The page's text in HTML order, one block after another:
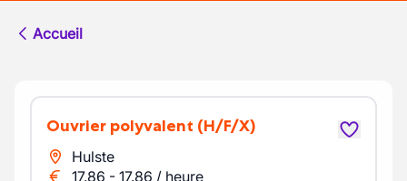
Accueil
Ouvrier polyvalent (H/F/X)
Hulste
17.86 - 17.86 / heure